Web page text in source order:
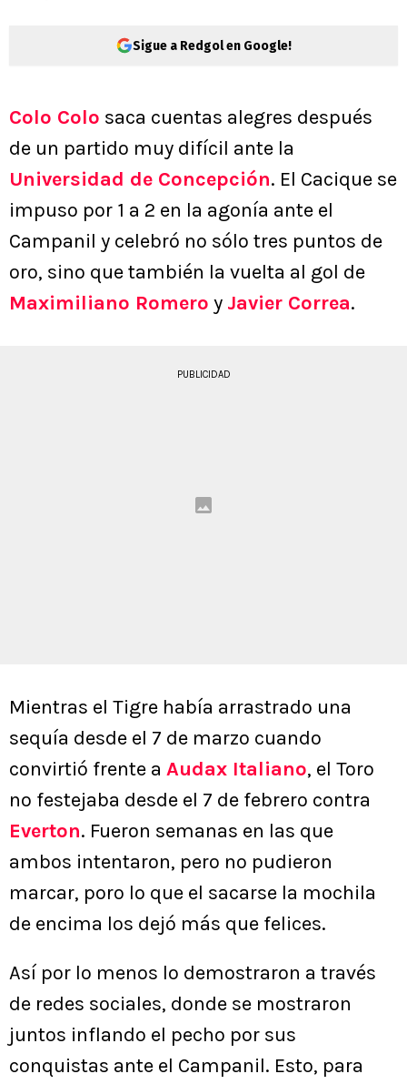
Sigue a Redgol en Google!
Colo Colo saca cuentas alegres después
de un partido muy difícil ante la
Universidad de Concepción. El Cacique se
impuso por 1 a 2 en la agonía ante el
Campanil y celebró no sólo tres puntos de
oro, sino que también la vuelta al gol de
Maximiliano Romero y Javier Correa.
PUBLICIDAD
Mientras el Tigre había arrastrado una
sequía desde el 7 de marzo cuando
convirtió frente a Audax Italiano, el Toro
no festejaba desde el 7 de febrero contra
Everton. Fueron semanas en las que
ambos intentaron, pero no pudieron
marcar, poro lo que el sacarse la mochila
de encima los dejó más que felices.
Así por lo menos lo demostraron a través
de redes sociales, donde se mostraron
juntos inflando el pecho por sus
conquistas ante el Campanil. Esto, para